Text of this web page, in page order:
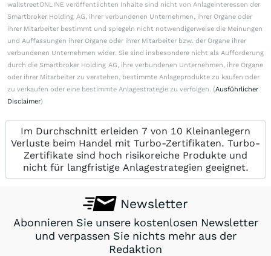
wallstreetONLINE veröffentlichten Inhalte sind nicht von Anlageinteressen der
Smartbroker Holding AG, ihrer verbundenen Unternehmen, ihrer Organe oder
ihrer Mitarbeiter bestimmt und spiegeln nicht notwendigerweise die Meinungen
und Auffassungen ihrer Organe oder ihrer Mitarbeiter bzw. der Organe ihrer
verbundenen Unternehmen wider. Sie sind insbesondere nicht als Aufforderung
durch die Smartbroker Holding AG, ihre verbundenen Unternehmen, ihre Organe
oder ihrer Mitarbeiter zu verstehen, bestimmte Anlageprodukte zu kaufen oder
zu verkaufen oder eine bestimmte Anlagestrategie zu verfolgen. (Ausführlicher
Disclaimer)
Im Durchschnitt erleiden 7 von 10 Kleinanlegern
Verluste beim Handel mit Turbo-Zertifikaten. Turbo-
Zertifikate sind hoch risikoreiche Produkte und
nicht für langfristige Anlagestrategien geeignet.
Newsletter
Abonnieren Sie unsere kostenlosen Newsletter
und verpassen Sie nichts mehr aus der
Redaktion